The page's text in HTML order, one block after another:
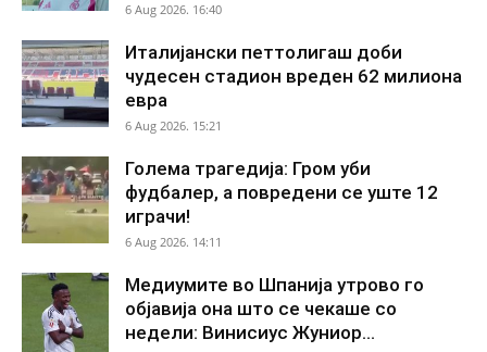
6 Aug 2026. 16:40
Италијански петтолигаш доби
чудесен стадион вреден 62 милиона
евра
6 Aug 2026. 15:21
Голема трагедија: Гром уби
фудбалер, а повредени се уште 12
играчи!
6 Aug 2026. 14:11
Медиумите во Шпанија утрово го
објавија она што се чекаше со
недели: Винисиус Жуниор...